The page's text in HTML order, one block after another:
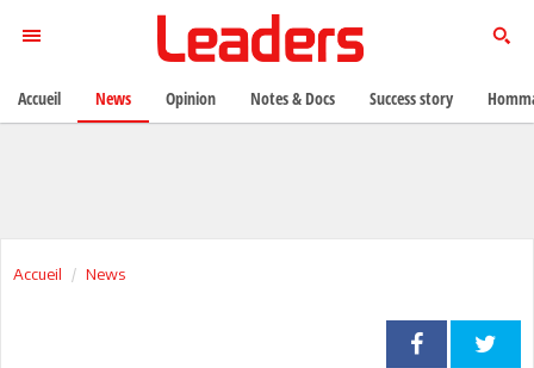
Accueil News
Accueil News Opinion Notes & Docs Success story